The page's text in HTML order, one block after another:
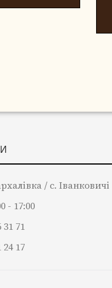
/ с. Іванковичі
- 17:00
31 71
24 17